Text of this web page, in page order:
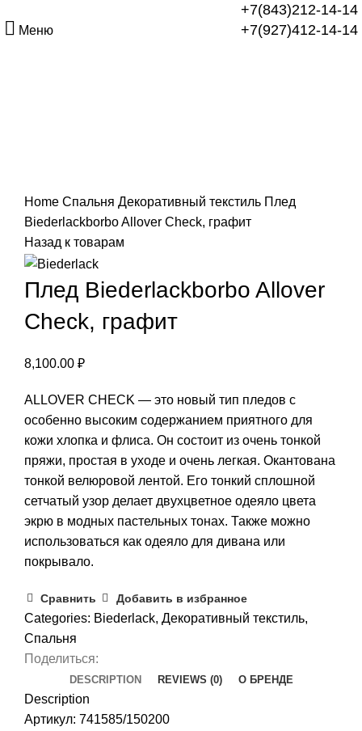
Меню
+7(843)212-14-14
+7(927)412-14-14
Home Спальня Декоративный текстиль Плед
Biederlackborbo Allover Check, графит
Назад к товарам
Плед Biederlackborbo Allover
Check, графит
8,100.00 ₽
ALLOVER CHECK — это новый тип пледов с
особенно высоким содержанием приятного для
кожи хлопка и флиса. Он состоит из очень тонкой
пряжи, простая в уходе и очень легкая. Окантована
тонкой велюровой лентой. Его тонкий сплошной
сетчатый узор делает двухцветное одеяло цвета
экрю в модных пастельных тонах. Также можно
использоваться как одеяло для дивана или
покрывало.
Сравнить Добавить в избранное
Categories: Biederlack, Декоративный текстиль,
Спальня
Поделиться:
DESCRIPTION REVIEWS (0) О БРЕНДЕ
Description
Артикул: 741585/150200